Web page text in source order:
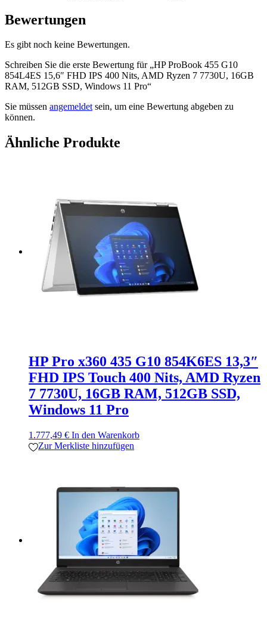
Bewertungen
Es gibt noch keine Bewertungen.
Schreiben Sie die erste Bewertung für „HP ProBook 455 G10
854L4ES 15,6″ FHD IPS 400 Nits, AMD Ryzen 7 7730U, 16GB
RAM, 512GB SSD, Windows 11 Pro“
Sie müssen angemeldetsein, um eine Bewertung abgeben zu
können.
Ähnliche Produkte
HP Pro x360 435 G10 854K6ES 13,3″
FHD IPS Touch 400 Nits, AMD Ryzen
7 7730U, 16GB RAM, 512GB SSD,
Windows 11 Pro
1.777,49 € In den Warenkorb
Zur Merkliste hinzufügen